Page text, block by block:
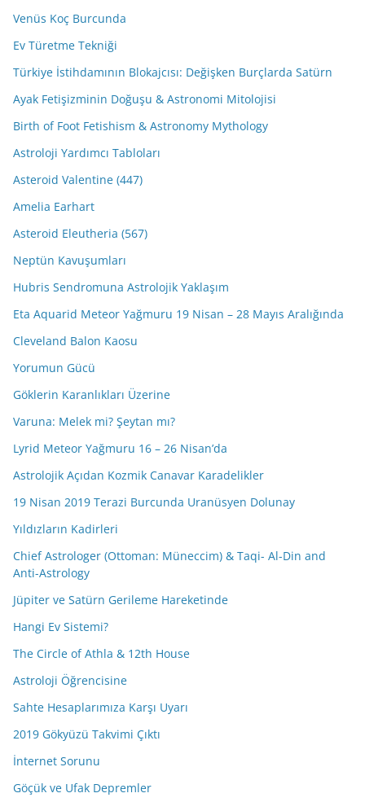
Venüs Koç Burcunda
Ev Türetme Tekniği
Türkiye İstihdamının Blokajcısı: Değişken Burçlarda Satürn
Ayak Fetişizminin Doğuşu & Astronomi Mitolojisi
Birth of Foot Fetishism & Astronomy Mythology
Astroloji Yardımcı Tabloları
Asteroid Valentine (447)
Amelia Earhart
Asteroid Eleutheria (567)
Neptün Kavuşumları
Hubris Sendromuna Astrolojik Yaklaşım
Eta Aquarid Meteor Yağmuru 19 Nisan – 28 Mayıs Aralığında
Cleveland Balon Kaosu
Yorumun Gücü
Göklerin Karanlıkları Üzerine
Varuna: Melek mi? Şeytan mı?
Lyrid Meteor Yağmuru 16 – 26 Nisan’da
Astrolojik Açıdan Kozmik Canavar Karadelikler
19 Nisan 2019 Terazi Burcunda Uranüsyen Dolunay
Yıldızların Kadirleri
Chief Astrologer (Ottoman: Müneccim) & Taqi- Al-Din and
Anti-Astrology
Jüpiter ve Satürn Gerileme Hareketinde
Hangi Ev Sistemi?
The Circle of Athla & 12th House
Astroloji Öğrencisine
Sahte Hesaplarımıza Karşı Uyarı
2019 Gökyüzü Takvimi Çıktı
İnternet Sorunu
Göçük ve Ufak Depremler